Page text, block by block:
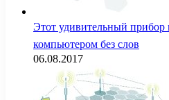
Этот удивительный прибор
компьютером без слов
06.08.2017